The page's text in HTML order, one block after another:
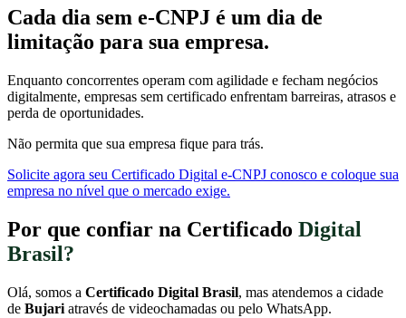
Cada dia sem e-CNPJ é um dia de
limitação para sua empresa.
Enquanto concorrentes operam com agilidade e fecham negócios
digitalmente, empresas sem certificado enfrentam barreiras, atrasos e
perda de oportunidades.
Não permita que sua empresa fique para trás.
Solicite agora seu Certificado Digital e-CNPJ conosco e coloque sua
empresa no nível que o mercado exige.
Por que confiar na Certificado Digital
Brasil?
Olá, somos a Certificado Digital Brasil, mas atendemos a cidade
de Bujari através de videochamadas ou pelo WhatsApp.